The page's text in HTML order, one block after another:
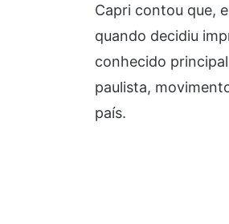
Capri contou que,
quando decidiu
conhecido
paulista,
país.